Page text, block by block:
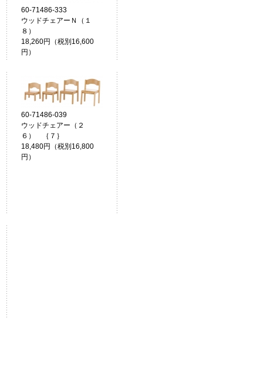
60-71486-333
ウッドチェアーＮ（１
８）
18,260円（税別16,600
円）
60-71486-039
ウッドチェアー（２
６） ｛７｝
18,480円（税別16,800
円）